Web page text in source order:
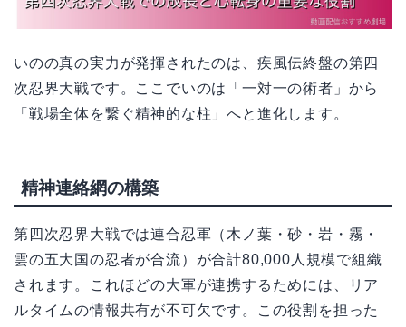
いのの真の実力が発揮されたのは、疾風伝終盤の第四
次忍界大戦です。ここでいのは「一対一の術者」から
「戦場全体を繋ぐ精神的な柱」へと進化します。
精神連絡網の構築
第四次忍界大戦では連合忍軍（木ノ葉・砂・岩・霧・
雲の五大国の忍者が合流）が合計80,000人規模で組織
されます。これほどの大軍が連携するためには、リア
ルタイムの情報共有が不可欠です。この役割を担った